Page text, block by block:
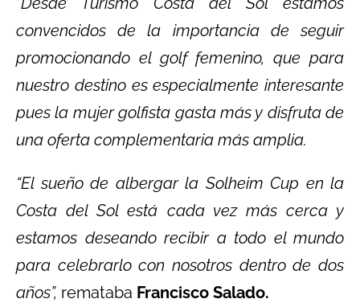
convencidos de la importancia de seguir
promocionando el golf femenino, que para
nuestro destino es especialmente interesante
pues la mujer golfista gasta más y disfruta de
una oferta complementaria más amplia.
“El sueño de albergar la Solheim Cup en la
Costa del Sol está cada vez más cerca y
estamos deseando recibir a todo el mundo
para celebrarlo con nosotros dentro de dos
años”, remataba Francisco Salado.